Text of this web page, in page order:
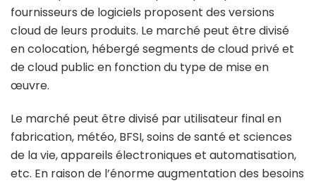
fournisseurs de logiciels proposent des versions
cloud de leurs produits. Le marché peut être divisé
en colocation, hébergé segments de cloud privé et
de cloud public en fonction du type de mise en
œuvre.
Le marché peut être divisé par utilisateur final en
fabrication, météo, BFSI, soins de santé et sciences
de la vie, appareils électroniques et automatisation,
etc. En raison de l’énorme augmentation des besoins